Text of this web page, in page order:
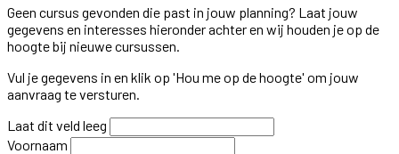
Geen cursus gevonden die past in jouw planning? Laat jouw
gegevens en interesses hieronder achter en wij houden je op de
hoogte bij nieuwe cursussen.
Vul je gegevens in en klik op 'Hou me op de hoogte' om jouw
aanvraag te versturen.
Laat dit veld leeg
Voornaam